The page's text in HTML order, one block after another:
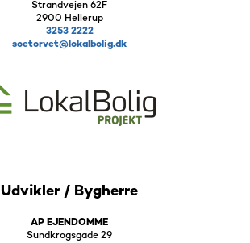
Strandvejen 62F
2900 Hellerup
3253 2222
soetorvet@lokalbolig.dk
Udvikler / Bygherre
AP EJENDOMME
Sundkrogsgade 29